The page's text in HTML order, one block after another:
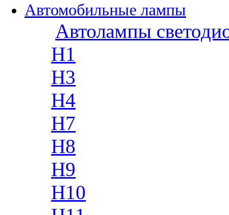
Автомобильные лампы
Автолампы
H1
H3
H4
H7
H8
H9
H10